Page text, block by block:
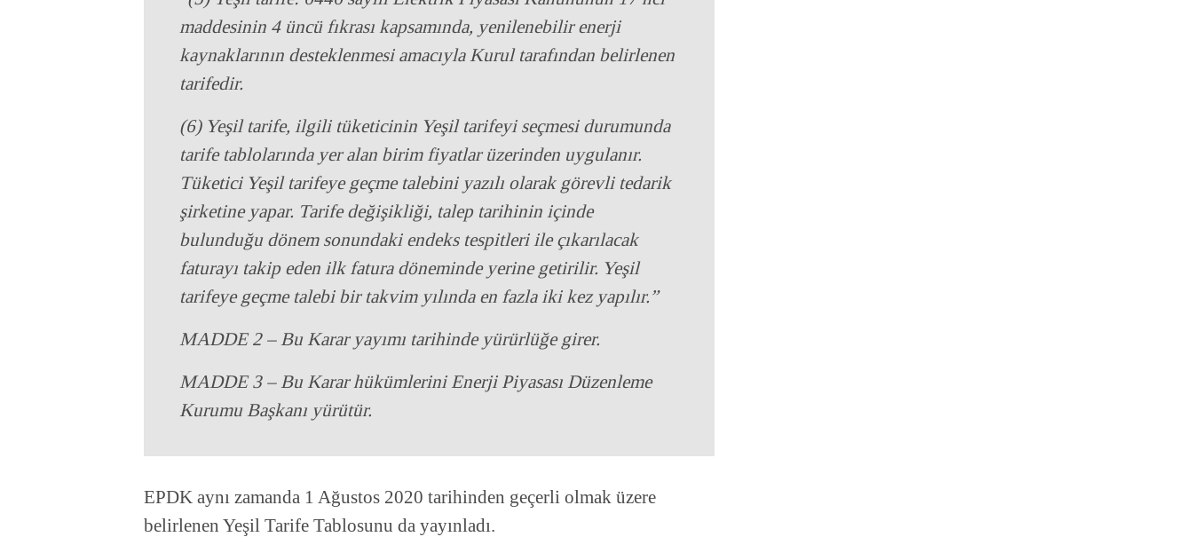
maddesinin 4 üncü fıkrası kapsamında, yenilenebilir enerji
kaynaklarının desteklenmesi amacıyla Kurul tarafından belirlenen
tarifedir.
(6) Yeşil tarife, ilgili tüketicinin Yeşil tarifeyi seçmesi durumunda
tarife tablolarında yer alan birim fiyatlar üzerinden uygulanır.
Tüketici Yeşil tarifeye geçme talebini yazılı olarak görevli tedarik
şirketine yapar. Tarife değişikliği, talep tarihinin içinde
bulunduğu dönem sonundaki endeks tespitleri ile çıkarılacak
faturayı takip eden ilk fatura döneminde yerine getirilir. Yeşil
tarifeye geçme talebi bir takvim yılında en fazla iki kez yapılır.”
MADDE 2 – Bu Karar yayımı tarihinde yürürlüğe girer.
MADDE 3 – Bu Karar hükümlerini Enerji Piyasası Düzenleme
Kurumu Başkanı yürütür.
EPDK aynı zamanda 1 Ağustos 2020 tarihinden geçerli olmak üzere
belirlenen Yeşil Tarife Tablosunu da yayınladı.